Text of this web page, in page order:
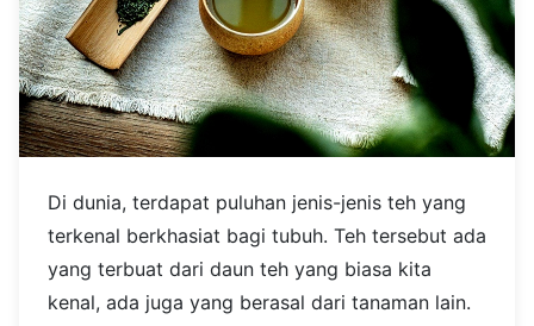
Di dunia, terdapat puluhan jenis-jenis teh yang
terkenal berkhasiat bagi tubuh. Teh tersebut ada
yang terbuat dari daun teh yang biasa kita
kenal, ada juga yang berasal dari tanaman lain.